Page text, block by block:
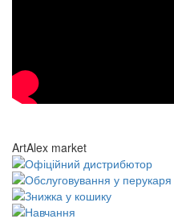
ArtAlex market